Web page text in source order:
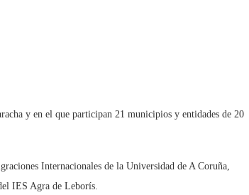
y en el que participan 21 municipios y entidades de 20
Internacionales de la Universidad de A Coruña,
IES Agra de Leborís.